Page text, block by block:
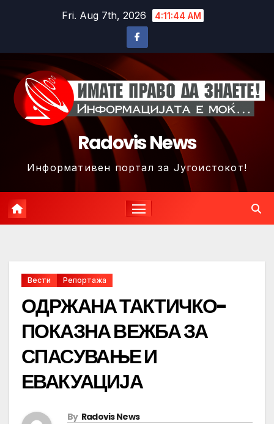
Fri. Aug 7th, 2026 4:11:47 AM
Radovis News
Информативен портал за Југоистокот!
Вести Репортажа
ОДРЖАНА ТАКТИЧКО-
ПОКАЗНА ВЕЖБА ЗА
СПАСУВАЊЕ И
ЕВАКУАЦИЈА
By Radovis News